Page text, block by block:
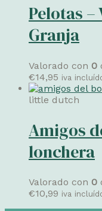
Pelotas –
Granja
Valorado con 0
€14,95 iva
little dutch
Amigos
lonchera
Valorado con 0
€10,99 iva